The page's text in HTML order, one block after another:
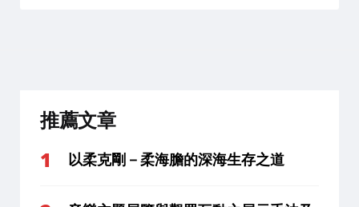
推薦文章
以柔克剛－柔海膽的深海生存之道